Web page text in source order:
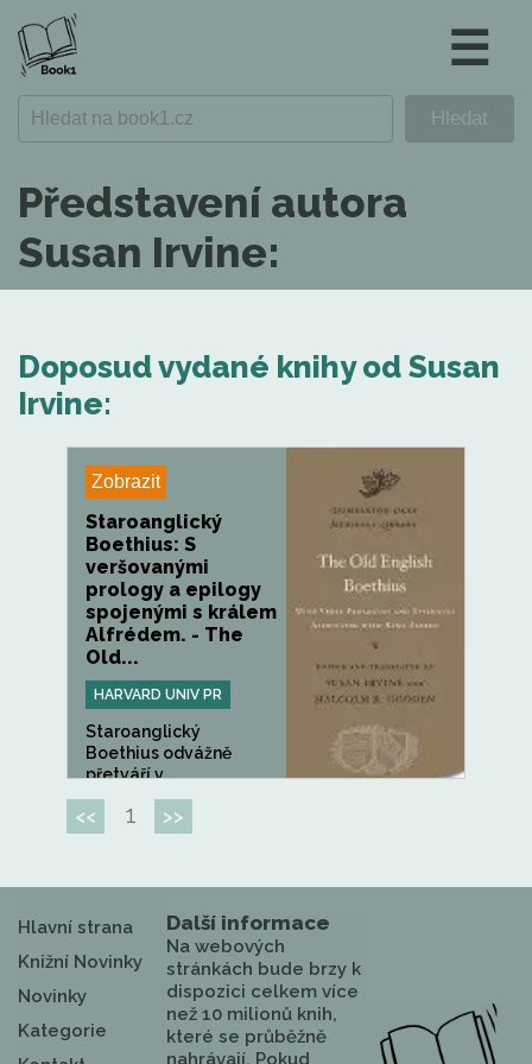
☰
Představení autora
Susan Irvine:
Doposud vydané knihy od Susan
Irvine:
Zobrazit
Staroanglický
Boethius: S
veršovanými
prology a epilogy
spojenými s králem
Alfrédem. - The
Old...
HARVARD UNIV PR
Staroanglický
Boethius odvážně
přetváří v...
<< 1 >>
Hlavní strana
Knižní Novinky
Novinky
Kategorie
Další informace
Na webových
stránkách bude brzy k
dispozici celkem více
než 10 milionů knih,
které se průběžně
nahrávají. Pokud